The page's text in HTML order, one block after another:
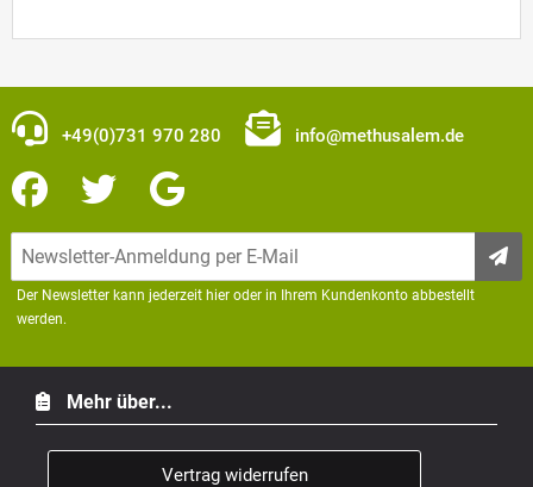
+49(0)731 970 280 info@methusalem.de
Der Newsletter kann jederzeit hier oder in Ihrem Kundenkonto abbestellt
werden.
Mehr über...
Vertrag widerrufen